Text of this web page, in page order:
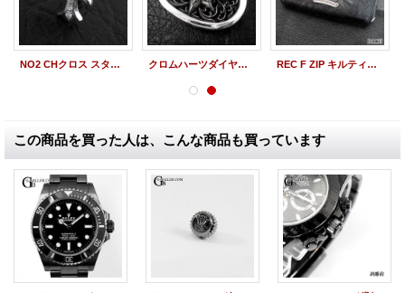
NO2 CHクロス スタッドピアス パヴェ クロムハーツダイヤカスタム オーバルスター バックル REC F ZIP キルティング セメタリークロス ジップファスナー修理
この商品を買った人は、こんな商品も買っています